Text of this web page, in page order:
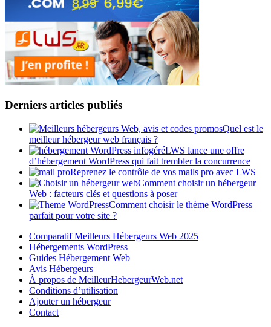
Derniers articles publiés
Quel est le
meilleur hébergeur web français ?
LWS lance une offre
d’hébergement WordPress qui fait trembler la concurrence
Reprenez le contrôle de vos mails pro avec LWS
Comment choisir un hébergeur
Web : facteurs clés et questions à poser
Comment choisir le thème WordPress
parfait pour votre site ?
Comparatif Meilleurs Hébergeurs Web 2025
Hébergements WordPress
Guides Hébergement Web
Avis Hébergeurs
À propos de MeilleurHebergeurWeb.net
Conditions d’utilisation
Ajouter un hébergeur
Contact